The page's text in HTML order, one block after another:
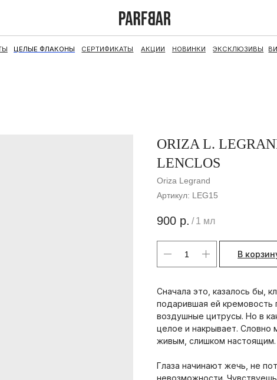
ORIZA L.
LENCLOS
Oriza Legrand
Артикул: LEG15
900 р. / 1 мл
В
Сначала это, казалось бы,
подарившая ей кремовость
воздушные цитрусы. Но в
целое и накрывает. Словно
живым, слишком настоящим.
Глаза начинают жечь, не